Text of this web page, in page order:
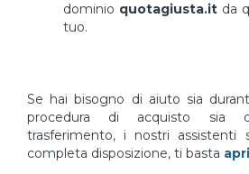
dominio quotagiusta.it da
tuo.
Se hai bisogno di aiuto sia
procedura di acquisto sia
trasferimento, i nostri assistenti
completa disposizione, ti basta